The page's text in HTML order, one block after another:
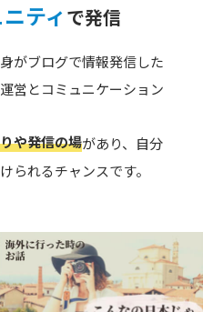
ティで発信
がブログで情報発信した
営とコミュニケーション
や発信の場があり、自分
られるチャンスです。